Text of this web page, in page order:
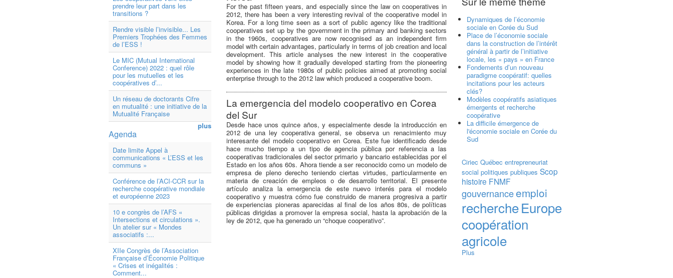
prendre leur part dans les
transitions ?
Rendre visible l’invisible... Les
Premiers Trophées des Femmes
de l’ESS !
Le MIC (Mutual International
Conference) 2022 : quel rôle
pour les mutuelles et les
coopératives d’...
Un réseau de doctorants Cifre
en mutualité : une initiative de la
Mutualité Française
plus
Agenda
Date limite Appel à
communications « L’ESS et les
communs »
Conférence de l’ACI-CCR sur la
recherche coopérative mondiale
et européenne 2023
10 e congrès de l’AFS «
Intersections et circulations ».
Un atelier sur « Mondes
associatifs :...
XIIe Congrès de l’Association
Française d’Économie Politique
« Crises et inégalités :
Comment...
For the past fifteen years, and especially since the law on cooperatives in
2012, there has been a very interesting revival of the cooperative model in
Korea. For a long time seen as a sort of public agency like the traditional
cooperatives set up by the government in the primary and banking sectors
in the 1960s, cooperatives are now recognised as an independent firm
model with certain advantages, particularly in terms of job creation and local
development. This article analyses the new interest in the cooperative
model by showing how it gradually developed starting from the pioneering
experiences in the late 1980s of public policies aimed at promoting social
enterprise through to the 2012 law which produced a cooperative boom.
La emergencia del modelo cooperativo en Corea
del Sur
Desde hace unos quince años, y especialmente desde la introducción en
2012 de una ley cooperativa general, se observa un renacimiento muy
interesante del modelo cooperativo en Corea. Este fue identificado desde
hace mucho tiempo a un tipo de agencia pública por referencia a las
cooperativas tradicionales del sector primario y bancario establecidas por el
Estado en los años 60s. Ahora tiende a ser reconocido como un modelo de
empresa de pleno derecho teniendo ciertas virtudes, particularmente en
materia de creación de empleos o de desarrollo territorial. El presente
artículo analiza la emergencia de este nuevo interés para el modelo
cooperativo y muestra cómo fue construido de manera progresiva a partir
de experiencias pioneras aparecidas al final de los años 80s, de políticas
públicas dirigidas a promover la empresa social, hasta la aprobación de la
ley de 2012, que ha generado un “choque cooperativo”.
Dynamiques de l’économie
sociale en Corée du Sud
Place de l’économie sociale
dans la construction de l’intérêt
général à partir de l’initiative
locale, les « pays » en France
Fondements d’un nouveau
paradigme coopératif: quelles
incitations pour les acteurs
clés?
Modèles coopératifs asiatiques
émergents et recherche
coopérative
La difficile émergence de
l'économie sociale en Corée du
Sud
Ciriec Québec entrepreneuriat
social politiques publiques Scop
histoire FNMF
gouvernanceemploi
rechercheEurope
coopération
agricole
Plus